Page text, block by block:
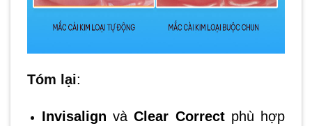
– Cần kỹ
thuật cao khi
ClearCorrect
thẩm mỹ cao.
Tóm lại:
Invisalign vàClear Correctphù hợp